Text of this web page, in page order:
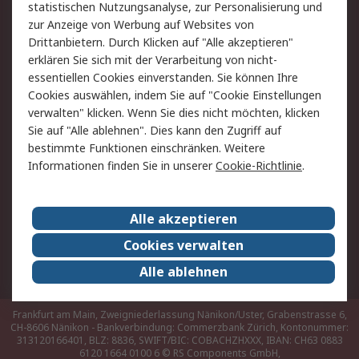
Hilfe
Rechtliches
AGB
Datenschutz
Cookie-Richtlinie
Zahlungsbedingungen
Copyright/Impressum
Über RS
Karriere bei RS
Nachhaltigkeit
Qualität/Umwelt/ZertifikatePresse-Center
Event-Center
Frankfurt am Main, Zweigniederlassung Nänikon/Uster, Grabenstrasse 6,
CH-8606 Nänikon - Bankverbindung: Commerzbank Zürich, Kontonummer:
313120166401, BLZ: 8836, SWIFT/BIC: COBACHZHXXX, IBAN: CH63 0883
6120 1664 0100 6 © RS Components GmbH,
statistischen Nutzungsanalyse, zur Personalisierung und
zur Anzeige von Werbung auf Websites von
Drittanbietern. Durch Klicken auf "Alle akzeptieren"
erklären Sie sich mit der Verarbeitung von nicht-
essentiellen Cookies einverstanden. Sie können Ihre
Cookies auswählen, indem Sie auf "Cookie Einstellungen
verwalten" klicken. Wenn Sie dies nicht möchten, klicken
Sie auf "Alle ablehnen". Dies kann den Zugriff auf
bestimmte Funktionen einschränken. Weitere
Informationen finden Sie in unsererCookie-Richtlinie.
Alle akzeptieren
Cookies verwalten
Alle ablehnen